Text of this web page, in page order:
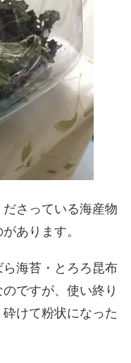
さっている海産物
あります。
海苔・とろろ昆布
ですが、使い終り
けて粉状になった